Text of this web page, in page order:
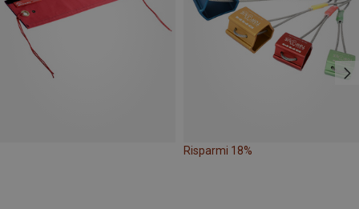
Risparmi 18%